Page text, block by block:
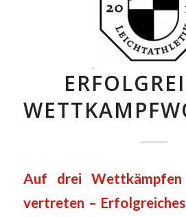
Auf drei
vertreten –